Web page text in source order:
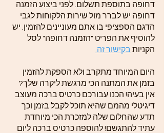
דחופה בתוספת תשלום. לפני ביצוע הזמנה
דחופה יש לברר מול שירות הלקוחות לגבי
הדגם הספציפי בו אתם מעוניינים להזמין. יש
להוסיף את הפריט "הזמנה דחופה" לסל
הקניות בקישור זה.
היום המיוחד מתקרב ולא הספקת להזמין
בזמן את המתנה הכי מרגשת ליקרה שלך?
אין בעיה! הכנו עבורכם כרטיס ברכה מעוצב
דיגיטלי מהמם שהיא תוכל לקבל בזמן וכך
תדע שהחלום שלה למזכרת הכי מיוחדת
עתיד להתגשם! להוספה כרטיס ברכה ליום